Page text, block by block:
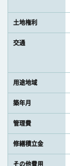
土地権利
交通
用途地域
築年月
管理費
修繕積立金
その他費用